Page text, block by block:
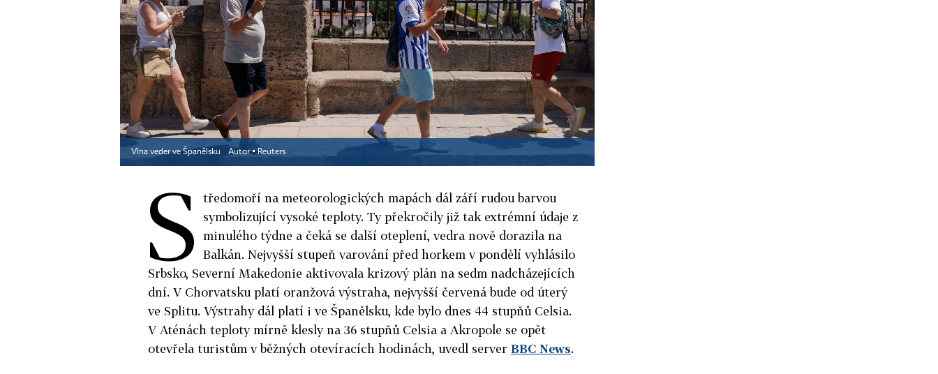
Vlna veder ve Španělsku Autor ▪Reuters
S
tředomoří na meteorologických mapách dál září rudou barvou
symbolizující vysoké teploty. Ty překročily již tak extrémní údaje z
minulého týdne a čeká se další oteplení, vedra nově dorazila na
Balkán. Nejvyšší stupeň varování před horkem v pondělí vyhlásilo
Srbsko, Severní Makedonie aktivovala krizový plán na sedm nadcházejících
dní. V Chorvatsku platí oranžová výstraha, nejvyšší červená bude od úterý
ve Splitu. Výstrahy dál platí i ve Španělsku, kde bylo dnes 44 stupňů Celsia.
V Aténách teploty mírně klesly na 36 stupňů Celsia a Akropole se opět
otevřela turistům v běžných otevíracích hodinách, uvedl server BBC News.